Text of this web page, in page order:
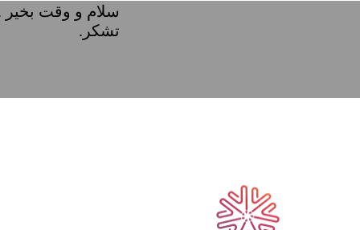
سلام و وقت بخیر
تشکر.